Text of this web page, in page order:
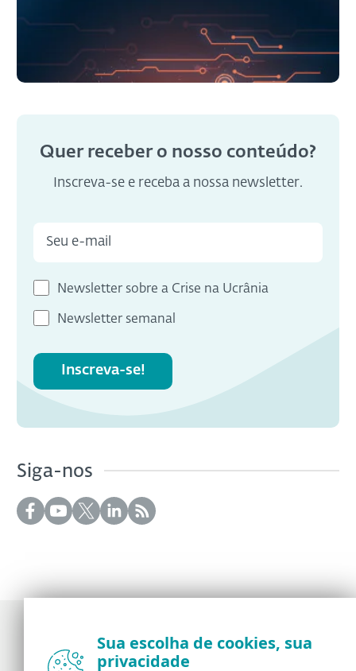
Quer receber o nosso conteúdo?
Inscreva-se e receba a nossa newsletter.
Newsletter sobre a Crise na Ucrânia
Newsletter semanal
Inscreva-se!
Siga-nos
Sua escolha de cookies, sua
privacidade